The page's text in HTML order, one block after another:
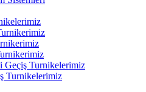
Geçiş Turnikelerimiz
Turnikelerimiz